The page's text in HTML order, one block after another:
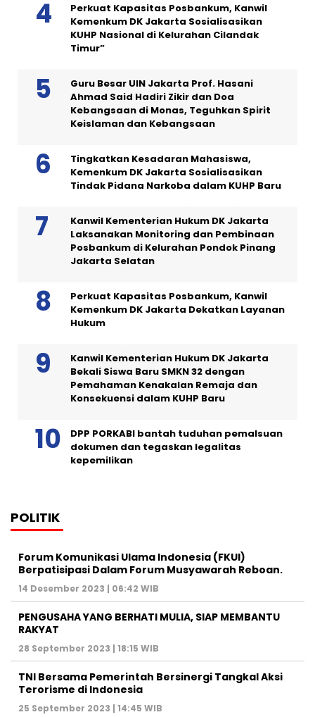
Perkuat Kapasitas Posbankum, Kanwil
Kemenkum DK Jakarta Sosialisasikan
KUHP Nasional di Kelurahan Cilandak
Timur”
Guru Besar UIN Jakarta Prof. Hasani
Ahmad Said Hadiri Zikir dan Doa
Kebangsaan di Monas, Teguhkan Spirit
Keislaman dan Kebangsaan
Tingkatkan Kesadaran Mahasiswa,
Kemenkum DK Jakarta Sosialisasikan
Tindak Pidana Narkoba dalam KUHP Baru
Kanwil Kementerian Hukum DK Jakarta
Laksanakan Monitoring dan Pembinaan
Posbankum di Kelurahan Pondok Pinang
Jakarta Selatan
Perkuat Kapasitas Posbankum, Kanwil
Kemenkum DK Jakarta Dekatkan Layanan
Hukum
Kanwil Kementerian Hukum DK Jakarta
Bekali Siswa Baru SMKN 32 dengan
Pemahaman Kenakalan Remaja dan
Konsekuensi dalam KUHP Baru
DPP PORKABI bantah tuduhan pemalsuan
dokumen dan tegaskan legalitas
kepemilikan
POLITIK
Forum Komunikasi Ulama Indonesia (FKUI)
Berpatisipasi Dalam Forum Musyawarah Reboan.
14 Desember 2023 | 06:42 WIB
PENGUSAHA YANG BERHATI MULIA, SIAP MEMBANTU
RAKYAT
28 September 2023 | 18:15 WIB
TNI Bersama Pemerintah Bersinergi Tangkal Aksi
Terorisme di Indonesia
25 September 2023 | 14:45 WIB